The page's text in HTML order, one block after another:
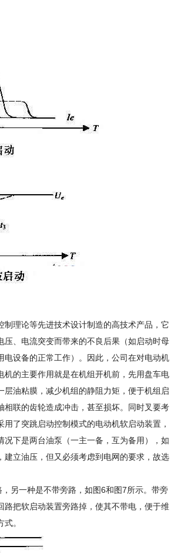
理论等先进技术设计制造的高技术产品，它
、电流突变而带来的不良后果（如启动时母
设备的正常工作）。因此，公司在对电动机
的主要作用就是在机组开机前，先用盘车电
油粘膜，减少机组的静阻力矩，便于机组启
联的齿轮造成冲击，甚至损坏。同时叉要考
了突跳启动控制模式的电动机软启动装置，
下是两台油泵（一主一备，互为备用），如
立油压，但又必须考虑到电网的要求，故选
另一种是不带旁路，如图6和图7所示。带旁
把软启动装置旁路掉，使其不带电，便于维
。